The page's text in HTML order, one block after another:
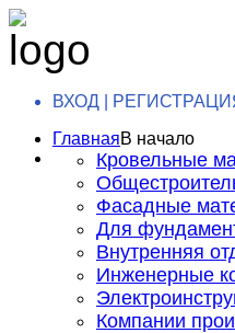
ВХОД |
ГлавнаяВ начало
Кровельные
Фасадные
Для
Внутренняя
Инженерные
Компании